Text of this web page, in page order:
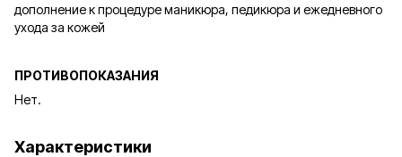
дополнение к процедуре маникюра, педикюра и ежедневного
ухода за кожей
ПРОТИВОПОКАЗАНИЯ
Нет.
Характеристики